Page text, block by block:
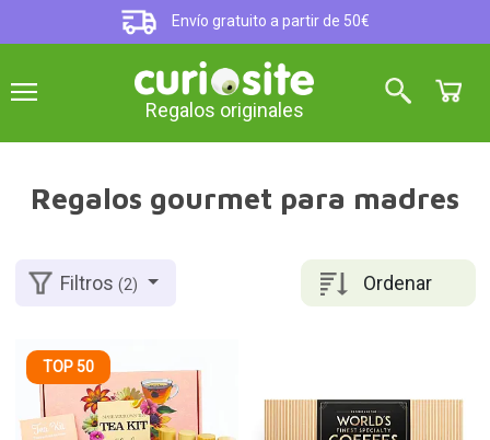
Envío gratuito a partir de 50€
Regalos originales
Regalos gourmet para madres
Ordenar
Filtros(2)
TOP 50